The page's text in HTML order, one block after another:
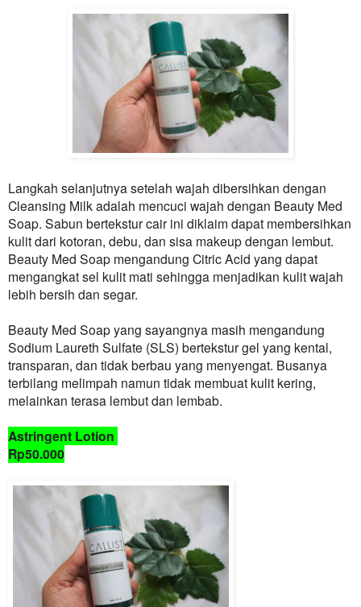
Langkah selanjutnya setelah wajah dibersihkan dengan
Cleansing Milk adalah mencuci wajah dengan Beauty Med
Soap. Sabun bertekstur cair ini diklaim dapat membersihkan
kulit dari kotoran, debu, dan sisa makeup dengan lembut.
Beauty Med Soap mengandung Citric Acid yang dapat
mengangkat sel kulit mati sehingga menjadikan kulit wajah
lebih bersih dan segar.
Beauty Med Soap yang sayangnya masih mengandung
Sodium Laureth Sulfate (SLS) bertekstur gel yang kental,
transparan, dan tidak berbau yang menyengat. Busanya
terbilang melimpah namun tidak membuat kulit kering,
melainkan terasa lembut dan lembab.
Astringent Lotion
Rp50.000